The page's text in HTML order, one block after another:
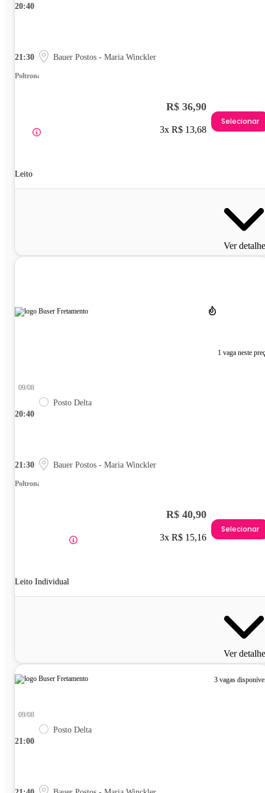
20:40
21:30 Bauer Postos - Maria Winckler
Poltrona
Leito
R$ 36,90
3x R$ 13,68
Selecionar
Ver
1 vaga neste
20:40
09/08
Posto Delta
21:30 Bauer Postos - Maria Winckler
Poltrona
Leito Individual
R$ 40,90
3x R$ 15,16
Selecionar
Ver
3 vagas
21:00
09/08
Posto Delta